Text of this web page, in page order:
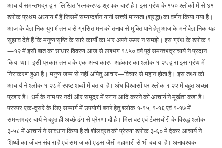
आचार्य समन्तभद्र द्वारा लिखित ‘रत्नकरण्ड श्रावकाचार’ है। इस ग्रंथ के १५० श्लोकों में से ४१
श्लोक प्रथम अध्याय में हैं जिसमें सम्यग्दर्शन यानी सच्ची मान्यता (श्रद्धा) का वर्णन किया गया है।
आज के वैज्ञानिक युग में तनाव से ग्रसित मन को तनाव से मुक्ति पाने हेतु आज के मनोवैज्ञानिक यह
सुझाव देते हैं कि मनुष्य सृष्टि के सारे कार्यों का भार अपने ऊपर न समझे। इस ग्रंथ के श्लोक १
—१२ में इसी बात का साधार विवरण आज से लगभग १८५० वर्ष पूर्व समन्तभद्राचार्य ने प्रदान
किया था। इसी प्रकार तनाव के एक अन्य कारण अहंकार का श्लोक १-२५ द्वारा इस ग्रंथ में
निराकरण हुआ है। मनुष्य जन्म से नहीं अपितु आचार—विचार से महान होता है। इस तथ्य को
आचार्य ने श्लोक १-२८ में स्पष्ट शब्दों में बताया है। अंध विश्वासों पर श्लोक १-२२ में बहुत अच्छा
प्रहार है। धर्म के नाम पर नदी और समुद्र में स्नान आदि करने को आचार्य ने मूर्खता कहा है।
परस्पर एक-दूसरे के लिए सन्मार्ग में उपयोगी बनने हेतु श्लोक १-१५, १-१६ एवं १-१७ में
समन्तभद्राचार्य ने बहुत ही अच्छे ढंग से प्रेरणा दी है। मिलावट एवं टैक्सचोरी के विरुद्ध श्लोक
३-५८ में आचार्य ने सावधान किया है तो शीलव्रत की प्रेरणा श्लोक ३-६० में देकर आचार्य ने
शिष्यों का जीवन संवारा है एवं समाज को एड्स जैसी महामारी से भी बचाया है। अनावश्यक